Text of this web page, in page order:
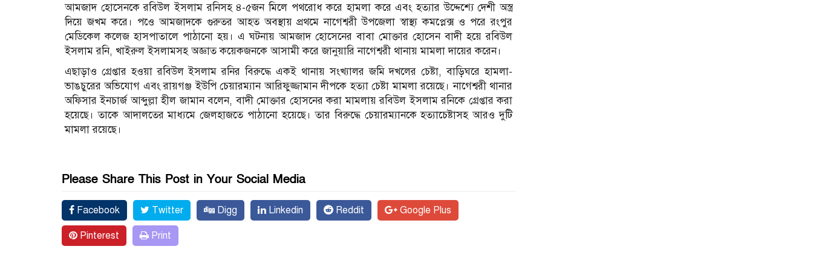
আমজাদ হোসেনকে রবিউল ইসলাম রনিসহ ৪-৫জন মিলে পথরোধ করে হামলা করে এবং হত্যার উদ্দেশ্যে দেশী অস্ত্র
দিয়ে জখম করে। পওে আমজাদকে গুরুতর আহত অবস্থায় প্রথমে নাগেশ্বরী উপজেলা স্বাস্থ্য কমপ্লেক্স ও পরে রংপুর
মেডিকেল কলেজ হাসপাতালে পাঠানো হয়। এ ঘটনায় আমজাদ হোসেনের বাবা মোক্তার হোসেন বাদী হয়ে রবিউল
ইসলাম রনি, খাইরুল ইসলামসহ অজ্ঞাত কয়েকজনকে আসামী করে জানুয়ারি নাগেশ্বরী থানায় মামলা দায়ের করেন।
এছাড়াও গ্রেপ্তার হওয়া রবিউল ইসলাম রনির বিরুদ্ধে একই থানায় সংখ্যালর জমি দখলের চেষ্টা, বাড়িঘরে হামলা-
ভাঙচুরের অভিযোগ এবং রায়গঞ্জ ইউপি চেয়ারম্যান আরিফুজ্জামান দীপকে হত্যা চেষ্টা মামলা রয়েছে। নাগেশ্বরী থানার
অফিসার ইনচার্জ আব্দুল্লা হীল জামান বলেন, বাদী মোক্তার হোসনের করা মামলায় রবিউল ইসলাম রনিকে গ্রেপ্তার করা
হয়েছে। তাকে আদালতের মাধ্যমে জেলহাজতে পাঠানো হয়েছে। তার বিরুদ্ধে চেয়ারম্যানকে হত্যাচেষ্টাসহ আরও দুটি
মামলা রয়েছে।
Please Share This Post in Your Social Media
Facebook Twitter Digg Linkedin Reddit Google Plus
Pinterest Print